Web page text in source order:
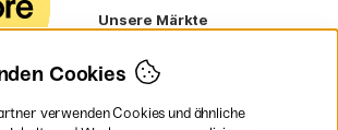
Unsere Märkte
Norwegen
Dänemark
Frankreich
Cookies
verwenden Cookies und ähnliche